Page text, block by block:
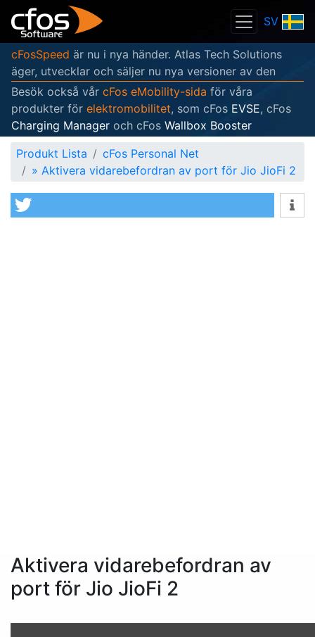
SV
cFosSpeed är nu i nya händer. Atlas Tech Solutions
äger, utvecklar och säljer nu nya versioner av den
Besök också vår cFos eMobility-sida för våra
produkter för elektromobilitet, som cFos EVSE, cFos
Charging Manager och cFos Wallbox Booster
Produkt Lista
cFos Personal Net
» Aktivera vidarebefordran av port för Jio JioFi 2
Aktivera vidarebefordran av
port för Jio JioFi 2